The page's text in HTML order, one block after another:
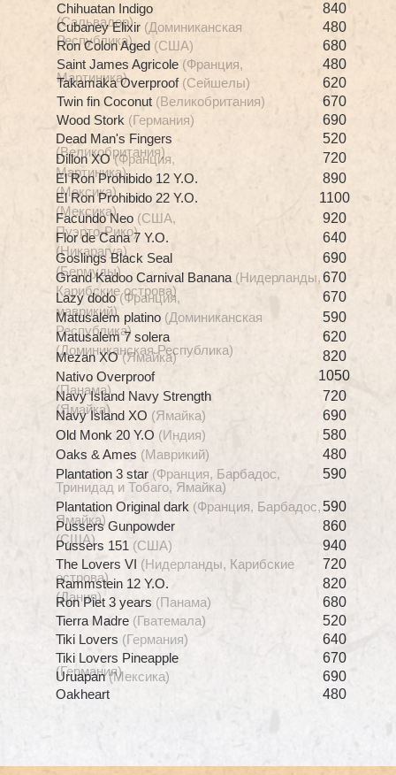
Dead Man's Fingers
(Великобритания)
520
Dillon XO(Франция,
Мартиника)
720
El Ron Prohibido 12 Y.O.
(Мексика)
890
El Ron Prohibido 22 Y.O.
(Мексика)
1100
Facundo Neo (США,
Пуэрто-Рико)
920
Flor de Cana 7 Y.O.
(Никарагуа)
640
Goslings Black Seal
(Бермуды)
690
Grand Kadoo Carnival Banana (Нидерланды,
Карибские острова)
670
Lazy dodo(Франция,
маврикий)
670
Matusalem platino (Доминиканская
Республика)
590
Matusalem 7 solera
(Доминиканская Республика)
620
Mezan XO(Ямайка)
820
Nativo Overproof
(Панама)
1050
Navy Island Navy Strength
(Ямайка)
720
580
Old Monk 20 Y.O (Индия)
480
Oaks & Ames (Маврикий)
Navy Island XO (Ямайка) 690
Plantation 3 star (Франция, Барбадос,
Тринидад и Тобаго, Ямайка)
590
Plantation Original dark (Франция, Барбадос,
Ямайка)
590
Pussers Gunpowder
(США)
860
The Lovers VI (Нидерланды, Карибские
острова)
720
Uruapan(Мексика)
690
Oakheart
480
670
Tiki Lovers Pineapple
(Германия)
690
Wood Stork (Германия)
Twin fin Coconut (Великобритания) 670
480
Saint James Agricole (Франция,
Мартиника)
Takamaka Overproof (Сейшелы) 620
640
Tiki Lovers (Германия)
520
Tierra Madre (Гватемала)
Chihuatan Indigo
(Сальвадор)
840
Rammstein 12 Y.O.
(Дания)
820
480
Cubaney Elixir (Доминиканская
Республика)
Ron Colon Aged (США) 680
680
Ron Piet 3 years (Панама)
940
Pussers 151 (США)
Samuel Gelston's,